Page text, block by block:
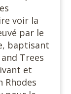
voir la
par le
baptisant
Trees
et
Rhodes